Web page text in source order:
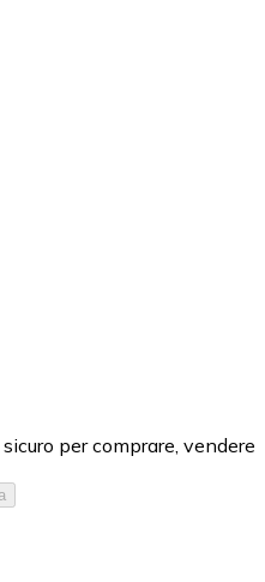
per comprare, vendere